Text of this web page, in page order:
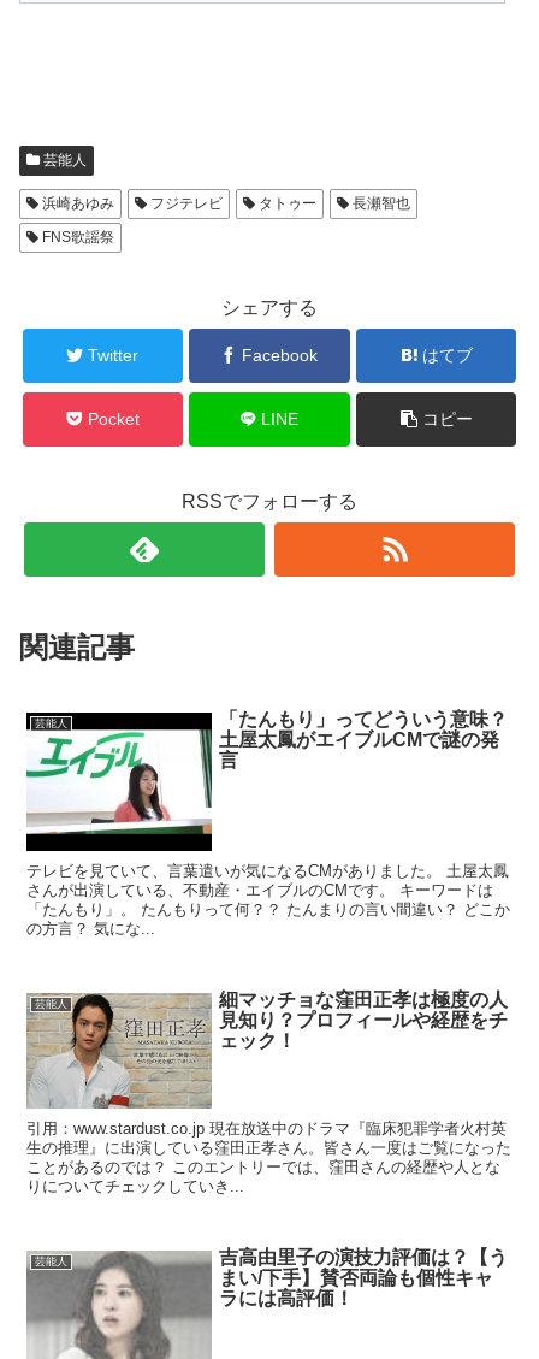
芸能人
浜崎あゆみ フジテレビ タトゥー
長瀬智也
FNS歌謡祭
シェアする
Twitter Facebook はてブ
Pocket LINE コピー
RSSでフォローする
関連記事
芸能人
「たんもり」ってどういう意味？
土屋太鳳がエイブルCMで謎の発
言
テレビを見ていて、言葉遣いが気になるCMがありました。 土屋太鳳
さんが出演している、不動産・エイブルのCMです。 キーワードは
「たんもり」。 たんもりって何？？ たんまりの言い間違い？ どこか
の方言？ 気にな...
芸能人
細マッチョな窪田正孝は極度の人
見知り？プロフィールや経歴をチ
ェック！
引用：www.stardust.co.jp 現在放送中のドラマ『臨床犯罪学者火村英
生の推理』に出演している窪田正孝さん。皆さん一度はご覧になった
ことがあるのでは？ このエントリーでは、窪田さんの経歴や人とな
りについてチェックしていき...
芸能人
吉高由里子の演技力評価は？【う
まい/下手】賛否両論も個性キャ
ラには高評価！